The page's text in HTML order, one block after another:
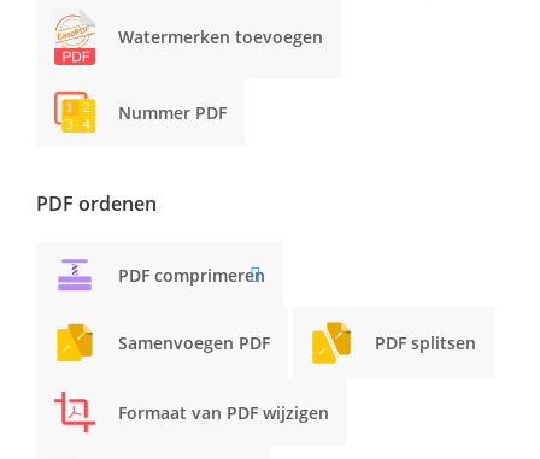
Watermerken toevoegen
Nummer PDF
PDF ordenen
PDF comprimeren
Samenvoegen PDF PDF splitsen
Formaat van PDF wijzigen